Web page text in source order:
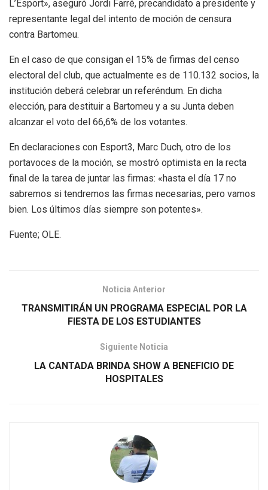
L’Esport», aseguró Jordi Farré, precandidato a presidente y
representante legal del intento de moción de censura
contra Bartomeu.
En el caso de que consigan el 15% de firmas del censo
electoral del club, que actualmente es de 110.132 socios, la
institución deberá celebrar un referéndum. En dicha
elección, para destituir a Bartomeu y a su Junta deben
alcanzar el voto del 66,6% de los votantes.
En declaraciones con Esport3, Marc Duch, otro de los
portavoces de la moción, se mostró optimista en la recta
final de la tarea de juntar las firmas: «hasta el día 17 no
sabremos si tendremos las firmas necesarias, pero vamos
bien. Los últimos días siempre son potentes».
Fuente; OLE.
Noticia Anterior
TRANSMITIRÁN UN PROGRAMA ESPECIAL POR LA
FIESTA DE LOS ESTUDIANTES
Siguiente Noticia
LA CANTADA BRINDA SHOW A BENEFICIO DE
HOSPITALES